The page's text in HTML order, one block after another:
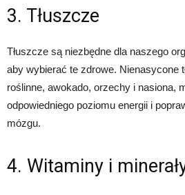
3. Tłuszcze
Tłuszcze są niezbędne dla naszego
aby wybierać te zdrowe. Nienasycone
roślinne, awokado, orzechy i nasiona,
odpowiedniego poziomu energii i
mózgu.
4. Witaminy i